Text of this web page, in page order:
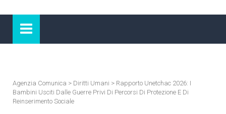
Agenzia Comunica > Diritti Umani > Rapporto Unetchac 2026: I
Bambini Usciti Dalle Guerre Privi Di Percorsi Di Protezione E Di
Reinserimento Sociale